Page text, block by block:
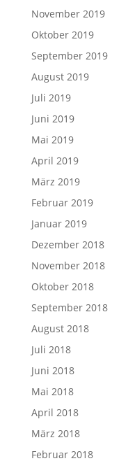
November 2019
Oktober 2019
September 2019
August 2019
Juli 2019
Juni 2019
Mai 2019
April 2019
März 2019
Februar 2019
Januar 2019
Dezember 2018
November 2018
Oktober 2018
September 2018
August 2018
Juli 2018
Juni 2018
Mai 2018
April 2018
März 2018
Februar 2018